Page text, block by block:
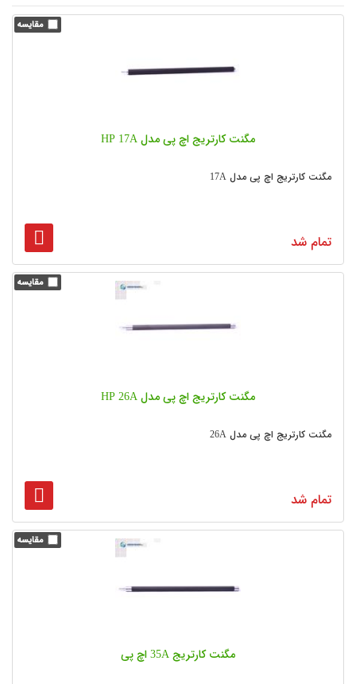
مگنت کارتریج اچ پی مدل HP 17A
مگنت کارتریج اچ پی مدل 17A
تمام شد
مگنت کارتریج اچ پی مدل HP 26A
مگنت کارتریج اچ پی مدل 26A
تمام شد
مگنت کارتریج 35A اچ پی